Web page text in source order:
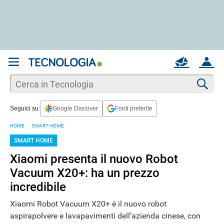
ACCOUNT
MAIL
Seguici su: Google Discover Fonti preferite
HOME SMART HOME
SMART HOME
Xiaomi presenta il nuovo Robot
Vacuum X20+: ha un prezzo
incredibile
Xiaomi Robot Vacuum X20+ è il nuovo robot
aspirapolvere e lavapavimenti dell’azienda cinese, con